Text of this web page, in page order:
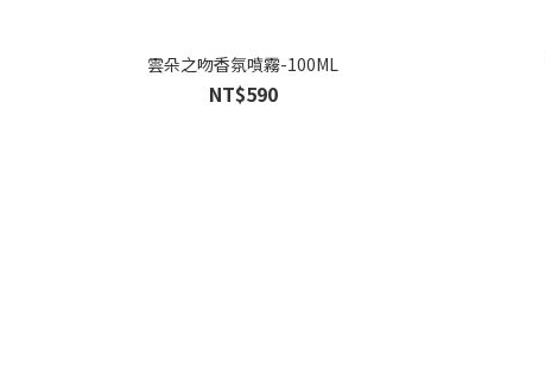
雲朵之吻香氛噴霧-100ML
NT$590